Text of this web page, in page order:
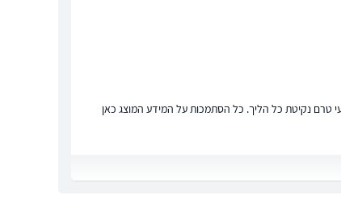
טרם נקיטת כל הליך. כל הסתמכות על המידע המוצג כאן